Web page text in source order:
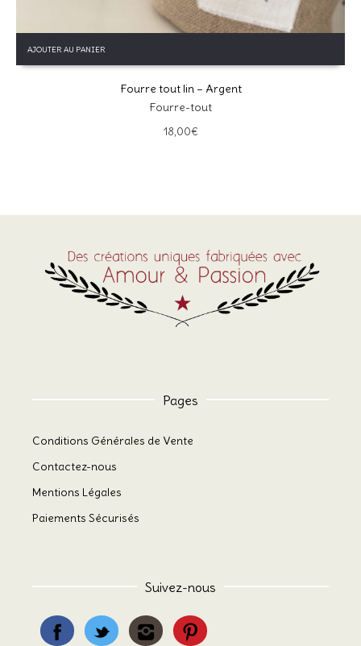
plus sur la façon dont les données de vos commentaires sont
AJOUTER AU PANIER
Fourre tout lin – Argent
Fourre-tout
18,00€
Pages
Conditions Générales de Vente
Contactez-nous
Mentions Légales
Paiements Sécurisés
Suivez-nous